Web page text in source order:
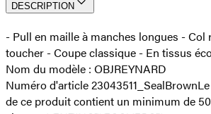
DESCRIPTION
- Pull en maille à manches longues - Col
toucher - Coupe classique - En tissus
Nom du modèle : OBJREYNARD
Numéro d'article 23043511_SealBrown
de ce produit contient un minimum de